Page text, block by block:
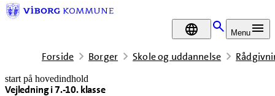
DA Menu
Forside Borger Skole og uddannelse
start på hovedindhold
Vejledning i 7.-10. klasse
senest opdateret 1. januar 2026